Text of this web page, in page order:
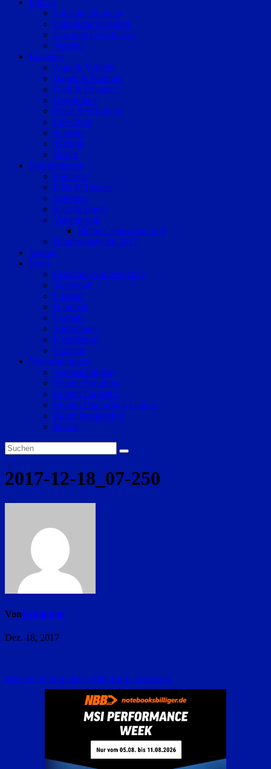
Polizei
Polizeimeldungen
Fahndung/Vermisste
Aus dem Gerichtssaal
Verkehr
Ratgeber
Auto & Verkehr
Bauen & Wohnen
Geld & Finanzen
Gesundheit
Reise & Erholung
Life-Style
Karriere
Technik
Wetter
Sonderthemen
Podcasts
Kids & Teenies
Senioren
Katz & Hund
Valentinstag
Meine Liebeserklärung
Bundestagswahl 2017
Vereine
Sport
Eishockey/Inlinehockey
Volleyball
Fussball
Handball
Football
Trabrennen
Kampfsport
Sonstige
Veranstaltungen
Veranstaltungen
Region Straubing
Region Landshut
Region Dingolfing-Landau
Raum Deggendorf
Bluval
2017-12-18_07-250
VonRedaktion
Dez. 18, 2017
Beitragsnavigation
Bäckerei Feß spendet 1000 Euro an Hospiz